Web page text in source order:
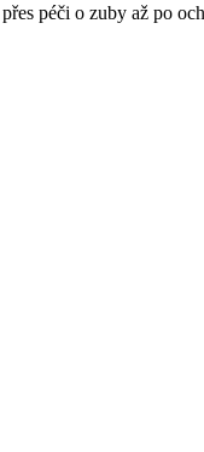
péči o zuby až po